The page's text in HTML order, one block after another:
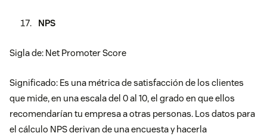
NPS
Sigla de: Net Promoter Score
Significado: Es una métrica de satisfacción de los clientes
que mide, en una escala del 0 al 10, el grado en que ellos
recomendarían tu empresa a otras personas. Los datos para
el cálculo NPS derivan de una encuesta y hacerla